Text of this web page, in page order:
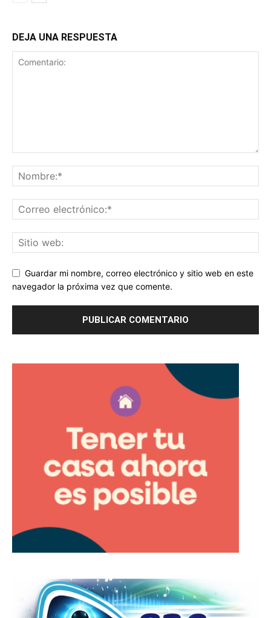
DEJA UNA RESPUESTA
Guardar mi nombre, correo electrónico y sitio web en este
navegador la próxima vez que comente.